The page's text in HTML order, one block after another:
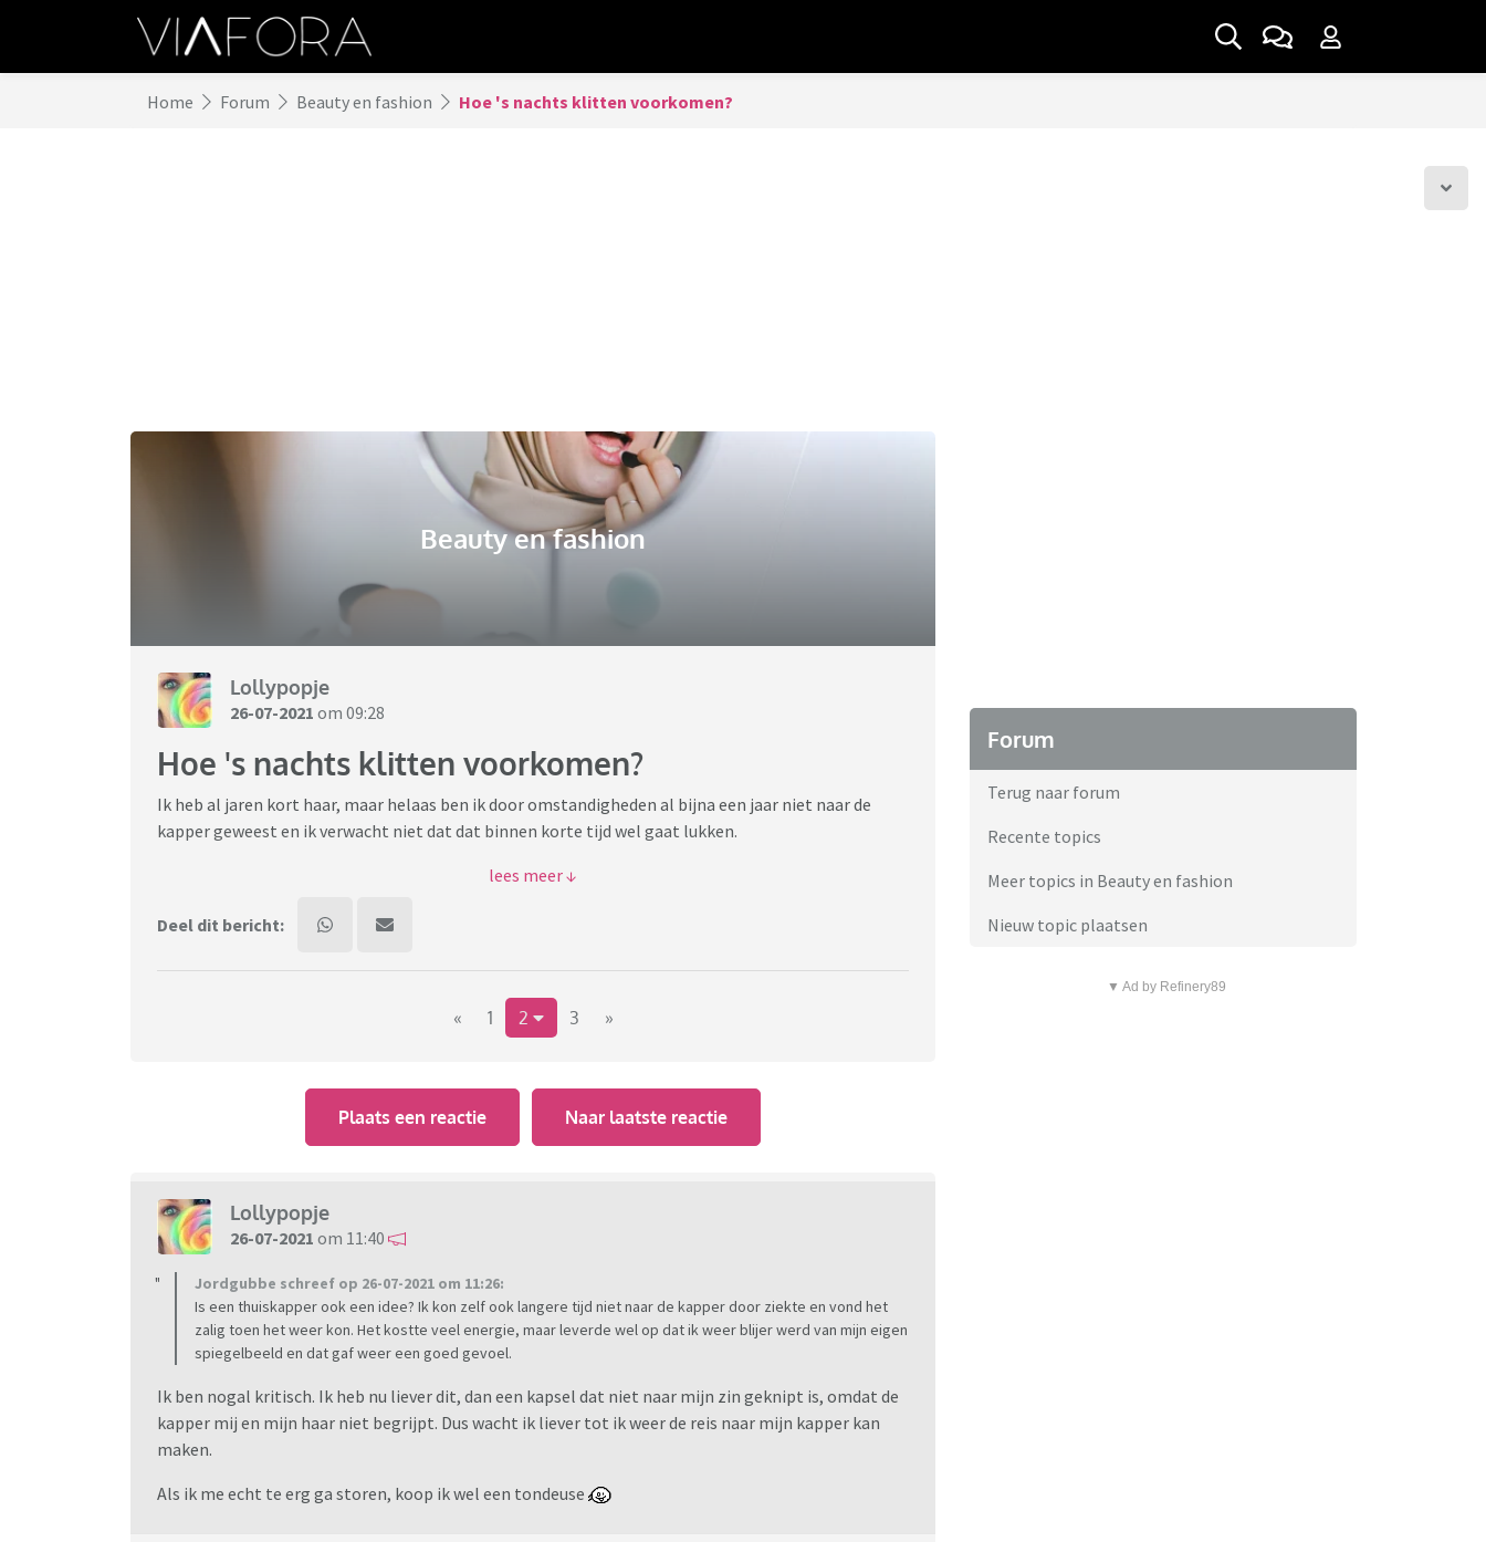
Home Forum Beauty en fashion Hoe 's nachts klitten voorkomen?
Beauty en fashion
Lollypopje
26-07-2021 om 09:28
Hoe 's nachts klitten voorkomen?
Ik heb al jaren kort haar, maar helaas ben ik door omstandigheden al bijna een jaar niet naar de
kapper geweest en ik verwacht niet dat dat binnen korte tijd wel gaat lukken.
Ik baal van de lengte en al dat haar in mijn nek vind ik verschrikkelijk. Overdag los ik het op door een
voorkomen dat het een klittenbos wordt. Dat herinner ik me namelijk van vroeger, al die klitten.
Overdag heb ik daar gelukkig geen last van dus, maar 's nachts en 's ochtends is een ander
redelijk uit te kammen, maar als mijn haar langer wordt, zal dat ook wel lastiger worden. en helaas
is de kapper dus nog geen optie.
ontploft?
Deel dit bericht:
« 1 2 3 »
Plaats een reactie Naar laatste reactie
Lollypopje
26-07-2021 om 11:40
Jordgubbe schreef op 26-07-2021 om 11:26:
Is een thuiskapper ook een idee? Ik kon zelf ook langere tijd niet naar de kapper door ziekte en vond het
zalig toen het weer kon. Het kostte veel energie, maar leverde wel op dat ik weer blijer werd van mijn eigen
spiegelbeeld en dat gaf weer een goed gevoel.
Ik ben nogal kritisch. Ik heb nu liever dit, dan een kapsel dat niet naar mijn zin geknipt is, omdat de
kapper mij en mijn haar niet begrijpt. Dus wacht ik liever tot ik weer de reis naar mijn kapper kan
maken.
Als ik me echt te erg ga storen, koop ik wel een tondeuse
Forum
Terug naar forum
Recente topics
Meer topics in Beauty en fashion
Nieuw topic plaatsen
▼ Ad by Refinery89